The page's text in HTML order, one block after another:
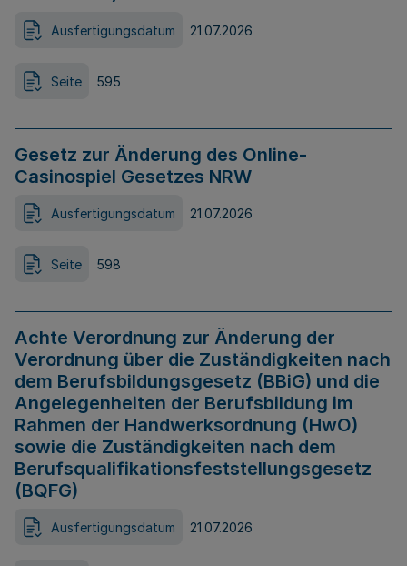
Ausfertigungsdatum 21.07.2026
Seite 595
Gesetz zur Änderung des Online-
Casinospiel Gesetzes NRW
Ausfertigungsdatum 21.07.2026
Seite 598
Achte Verordnung zur Änderung der
Verordnung über die Zuständigkeiten nach
dem Berufsbildungsgesetz (BBiG) und die
Angelegenheiten der Berufsbildung im
Rahmen der Handwerksordnung (HwO)
sowie die Zuständigkeiten nach dem
Berufsqualifikationsfeststellungsgesetz
(BQFG)
Ausfertigungsdatum 21.07.2026